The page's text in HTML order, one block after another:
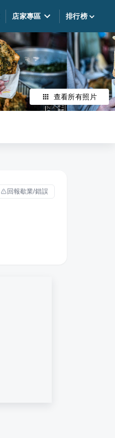
店家專區 排行榜
查看所有照片
回報歇業/錯誤